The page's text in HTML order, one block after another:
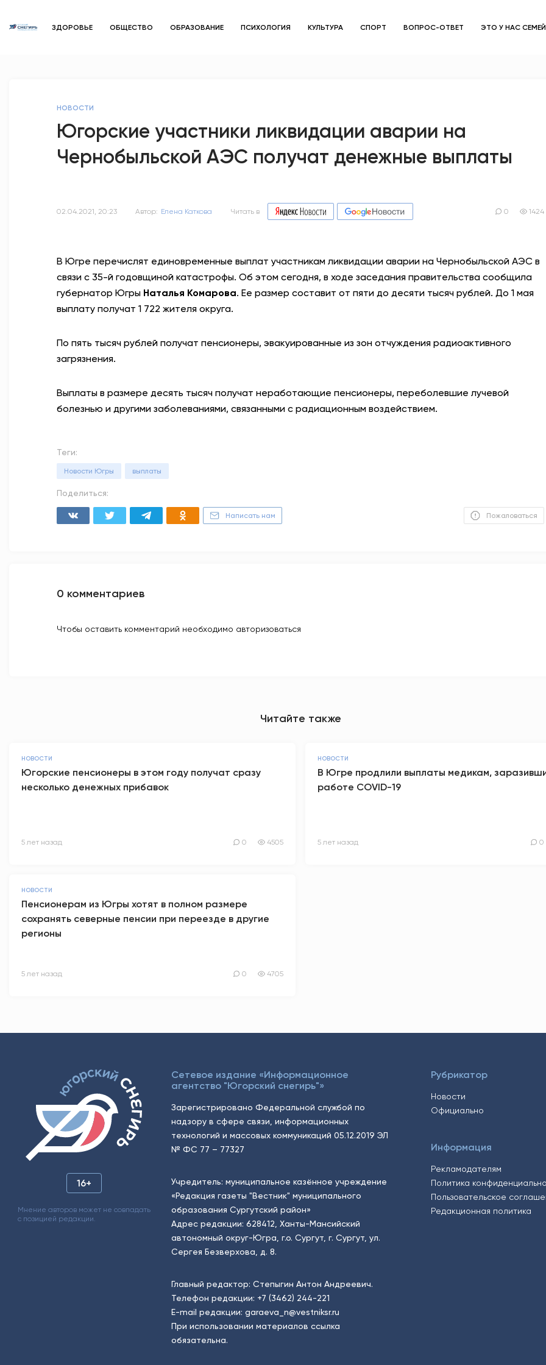
ЗДОРОВЬЕ ОБЩЕСТВО ОБРАЗОВАНИЕ ПСИХОЛОГИЯ КУЛЬТУРА СПОРТ ВОПРОС-ОТВЕТ ЭТО У НАС
ПСИХОЛОГИЯ
СПОРТ
ЭТО У НАС СЕМЕЙНОЕ
АНТИТЕРРОР
НОВОСТИ
Югорские участники ликвидации аварии на
Чернобыльской АЭС получат денежные выплаты
02.04.2021, 20:23 Автор: Елена Каткова Читать в 0 1424
В Югре перечислят единовременные выплат участникам ликвидации аварии на Чернобыльской АЭС в
связи с 35-й годовщиной катастрофы. Об этом сегодня, в ходе заседания правительства сообщила
губернатор Югры Наталья Комарова. Ее размер составит от пяти до десяти тысяч рублей. До 1 мая
выплату получат 1 722 жителя округа.
По пять тысяч рублей получат пенсионеры, эвакуированные из зон отчуждения радиоактивного
загрязнения.
Выплаты в размере десять тысяч получат неработающие пенсионеры, переболевшие лучевой
болезнью и другими заболеваниями, связанными с радиационным воздействием.
Теги:
Новости Югры выплаты
Поделиться:
Написать нам Пожаловаться
0 комментариев
Чтобы оставить комментарий необходимо авторизоваться
Читайте также
НОВОСТИ
Югорские пенсионеры в этом году получат сразу
несколько денежных прибавок
5 лет назад 0 4505
НОВОСТИ
В Югре продлили выплаты медикам,
работе COVID-19
5 лет назад 0
НОВОСТИ
Пенсионерам из Югры хотят в полном размере
сохранять северные пенсии при переезде в другие
регионы
5 лет назад 0 4705
16+
Мнение авторов может не совпадать
с позицией редакции.
Сетевое издание «Информационное
агентство "Югорский снегирь"»
Зарегистрировано Федеральной службой по
надзору в сфере связи, информационных
технологий и массовых коммуникаций 05.12.2019 ЭЛ
№ ФС 77 – 77327
Учредитель: муниципальное казённое учреждение
«Редакция газеты "Вестник" муниципального
образования Сургутский район»
Адрес редакции: 628412, Ханты-Мансийский
автономный округ-Югра, г.о. Сургут, г. Сургут, ул.
Сергея Безверхова, д. 8.
Главный редактор: Степыгин Антон Андреевич.
Телефон редакции: +7 (3462) 244-221
E-mail редакции: garaeva_n@vestniksr.ru
При использовании материалов ссылка
обязательна.
Рубрикатор
Новости
Официально
Информация
Рекламодателям
Политика
Пользовательское
Редакционная политика